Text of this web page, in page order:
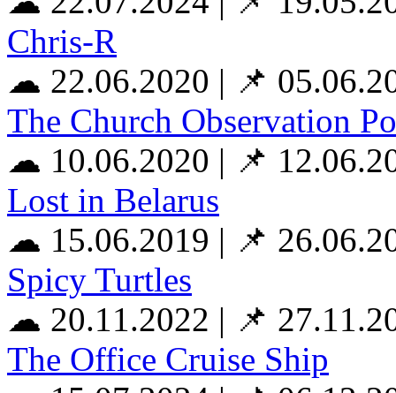
Chris-R
☁ 22.06.2020 | 📌
The Church Observation
☁ 10.06.2020 | 📌
Lost in Belarus
☁ 15.06.2019 | 📌
Spicy Turtles
☁ 20.11.2022 | 📌
The Office Cruise Ship